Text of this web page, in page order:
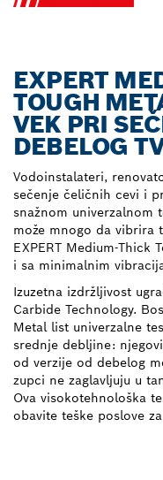
EXPERT
TOUGH
VEK PRI
DEBELOG
Vodoinstalateri,
sečenje čeličnih cevi i
snažnom univerzalnom
može mnogo da vibrira
EXPERT Medium-Thick
i sa minimalnim
Izuzetna izdržljivost
Carbide Technology.
Metal list univerzalne
srednje debljine:
od verzije od debelog
zupci ne zaglavljuju u
Ova visokotehnološka
obavite teške poslove